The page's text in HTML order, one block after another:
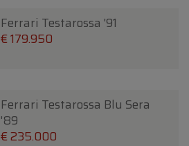
Ferrari Testarossa '91
€ 179.950
Ferrari Testarossa Blu Sera
'89
€ 235.000